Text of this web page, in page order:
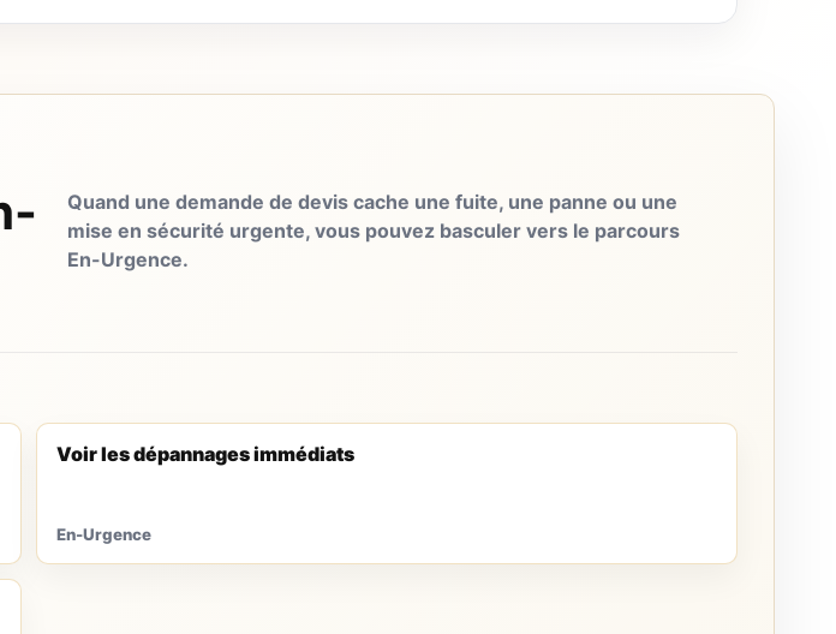
Quand une demande de devis cache une fuite, une panne ou une
mise en sécurité urgente, vous pouvez basculer vers le parcours
En-Urgence.
Voir les dépannages immédiats
En-Urgence